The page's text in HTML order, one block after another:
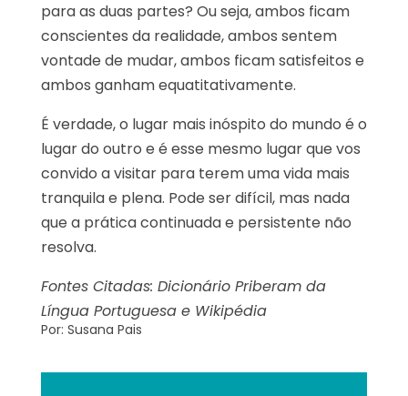
para as duas partes? Ou seja, ambos ficam
conscientes da realidade, ambos sentem
vontade de mudar, ambos ficam satisfeitos e
ambos ganham equatitativamente.
É verdade, o lugar mais inóspito do mundo é o
lugar do outro e é esse mesmo lugar que vos
convido a visitar para terem uma vida mais
tranquila e plena. Pode ser difícil, mas nada
que a prática continuada e persistente não
resolva.
Fontes Citadas: Dicionário Priberam da
Língua Portuguesa e Wikipédia
Por: Susana Pais